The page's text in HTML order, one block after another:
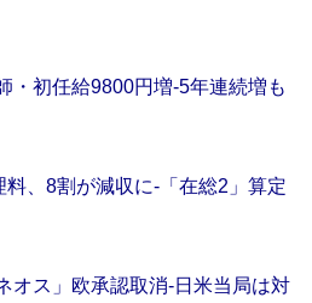
・初任給9800円増‐5年連続増も
料、8割が減収に‐「在総2」算定
オス」欧承認取消‐日米当局は対